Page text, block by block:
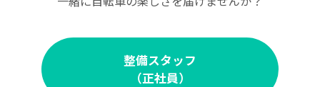
整備スタッフ
（正社員）